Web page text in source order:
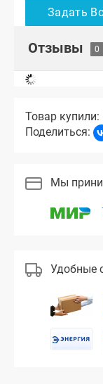
Отзывы
Товар купили:
Поделиться:
Мы
Удобные